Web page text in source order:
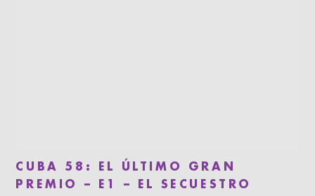
CUBA 58: EL ÚLTIMO GRAN
PREMIO – E1 – EL SECUESTRO